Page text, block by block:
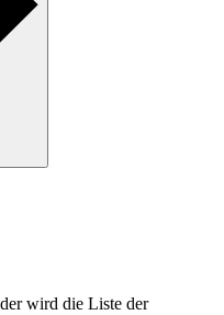
wird die Liste der